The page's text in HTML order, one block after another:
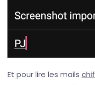
Et pour lire les mails